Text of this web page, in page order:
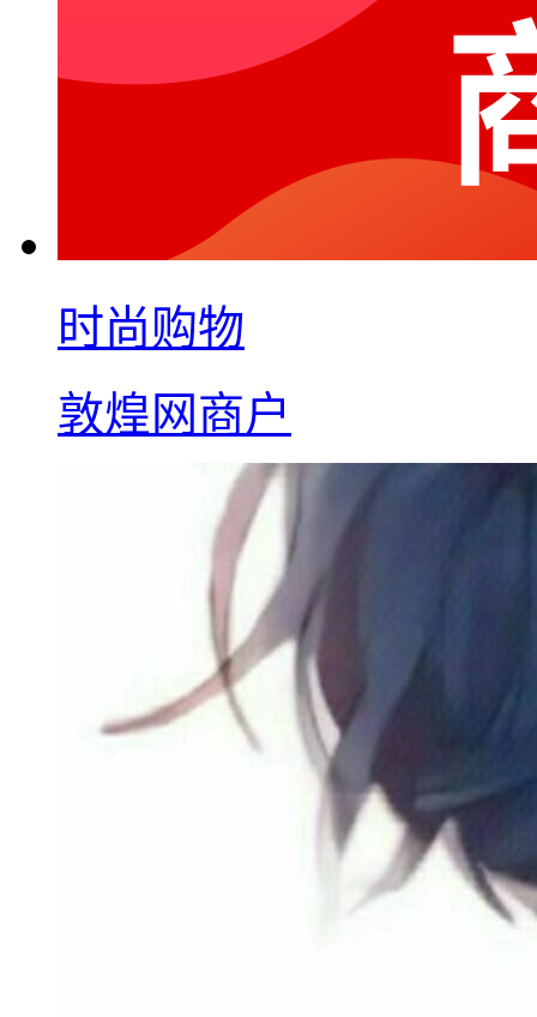
时尚购物
敦煌网商户